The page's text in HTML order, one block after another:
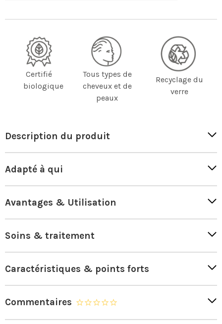
Certifié
biologique
Tous types de
cheveux et de
peaux
Recyclage du
verre
Description du produit
Adapté à qui
Avantages & Utilisation
Soins & traitement
Caractéristiques & points forts
Commentaires